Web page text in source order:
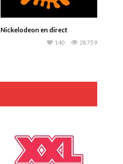
Nickelodeon en direct
28759
140